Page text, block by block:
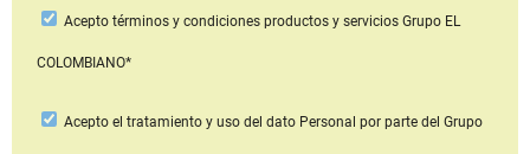
Aceptotérminos y condiciones productos y serviciosGrupo EL
COLOMBIANO*
Acepto el tratamiento y uso del dato Personal por parte del Grupo